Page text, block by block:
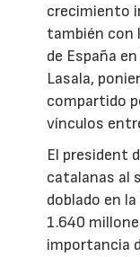
crecimiento
también con
de España
Lasala,
compartido
vínculos
El president
catalanas al
doblado en
1.640
importancia